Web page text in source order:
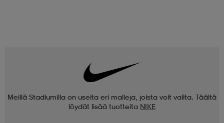
Meillä Stadiumilla on useita eri malleja, joista voit valita. Täältä
löydät lisää tuotteita NIKE